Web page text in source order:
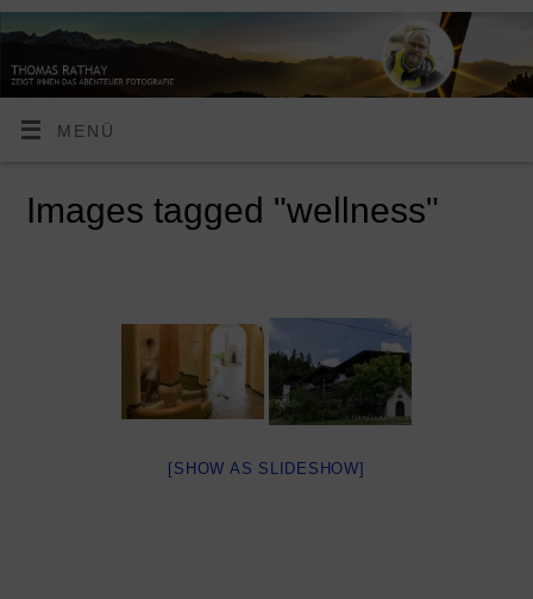
MENÜ
Images tagged "wellness"
[SHOW AS SLIDESHOW]